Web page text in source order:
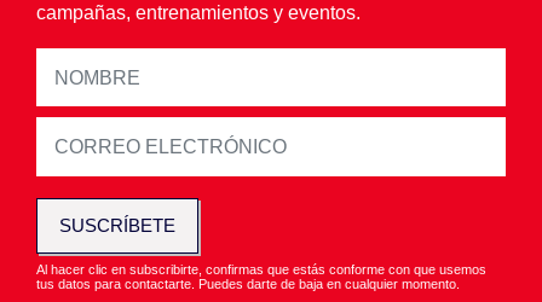
campañas, entrenamientos y eventos.
SUSCRÍBETE
Al hacer clic en subscribirte, confirmas que estás conforme con que usemos
tus datos para contactarte. Puedes darte de baja en cualquier momento.